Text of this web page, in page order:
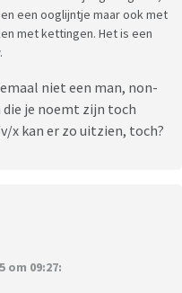
een ooglijntje maar ook met
met kettingen. Het is een
niet een man, non-
die je noemt zijn toch
x kan er zo uitzien, toch?
om 09:27: